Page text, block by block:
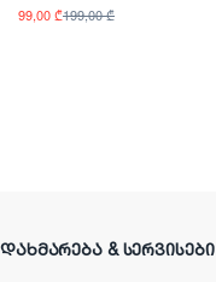
99,00 ₾199,00 ₾
ᲓᲐᲮᲛᲐᲠᲔᲑᲐ & ᲡᲔᲠᲕᲘᲡᲔᲑᲘ